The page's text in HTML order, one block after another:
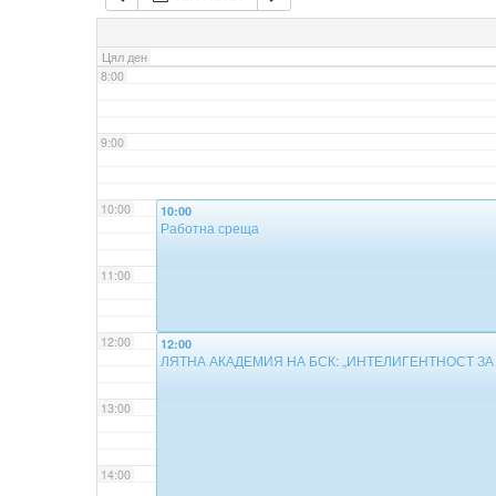
Цял ден
7:00
8:00
9:00
10:00
11:00
12:00
13:00
14:00
10:00
Работна среща
12:00
ЛЯТНА АКАДЕМИЯ НА БСК: „ИНТЕЛИГЕНТНОСТ